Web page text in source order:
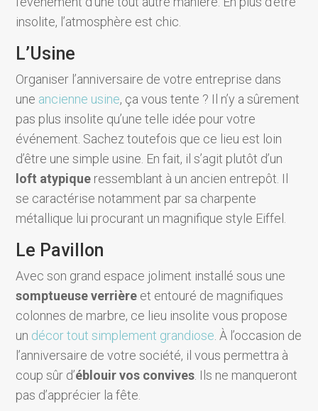
insolite, l’atmosphère est chic.
L’Usine
Organiser l’anniversaire de votre entreprise dans
une ancienne usine, ça vous tente ? Il n’y a sûrement
pas plus insolite qu’une telle idée pour votre
événement. Sachez toutefois que ce lieu est loin
d’être une simple usine. En fait, il s’agit plutôt d’un
loft atypique ressemblant à un ancien entrepôt. Il
se caractérise notamment par sa charpente
métallique lui procurant un magnifique style Eiffel.
Le Pavillon
Avec son grand espace joliment installé sous une
somptueuse verrière et entouré de magnifiques
colonnes de marbre, ce lieu insolite vous propose
un décor tout simplement grandiose . À l’occasion de
l’anniversaire de votre société, il vous permettra à
coup sûr d’éblouir vos convives . Ils ne manqueront
pas d’apprécier la fête.